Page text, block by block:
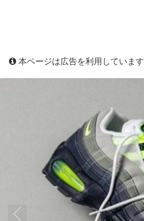
本ページは広告を利用しています